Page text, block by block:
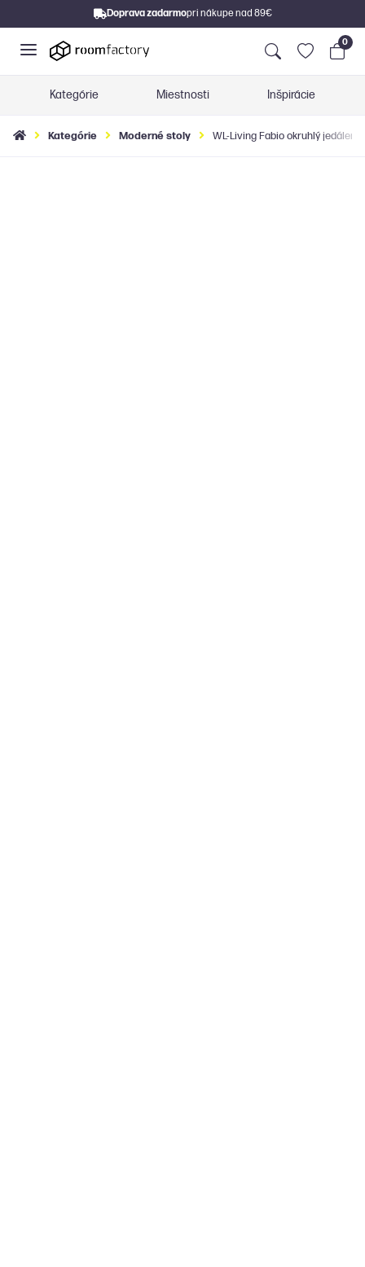
Doprava zadarmopri nákupe nad 89€
0
Kategórie Miestnosti Inšpirácie
Kategórie Moderné stoly WL-Living Fabio okruhlý